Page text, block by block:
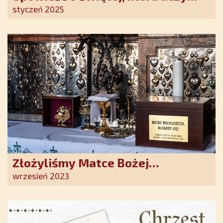
szczerego oddania się Bogu.
nadziei w XXI wieku
styczeń 2025
Złożyliśmy Matce Bożej
Ostrobramskiej pozłacane wotum
wrzesień 2023